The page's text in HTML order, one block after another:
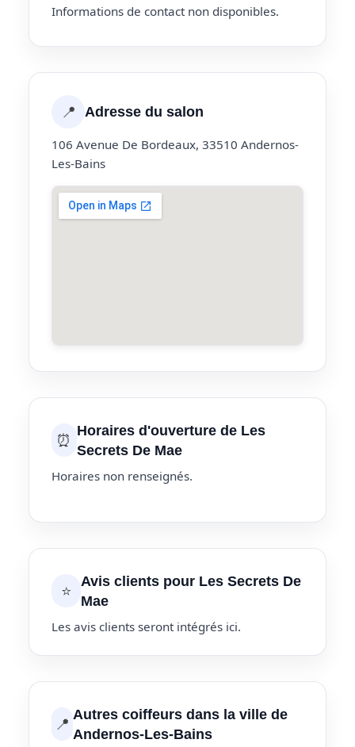
Informations de contact non disponibles.
📍 Adresse du salon
106 Avenue De Bordeaux, 33510 Andernos-
Les-Bains
⏰ Horaires d'ouverture de Les
Secrets De Mae
Horaires non renseignés.
⭐
Avis clients pour Les Secrets De
Mae
Les avis clients seront intégrés ici.
📍 Autres coiffeurs dans la ville de
Andernos-Les-Bains